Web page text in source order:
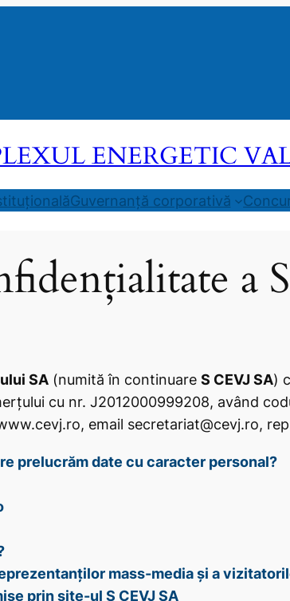
ENERGETIC
Guvernanță corporativă
a
SA (numită în continuare S CEVJ SA)
cu nr. J2012000999208, având
email secretariat@cevj.ro,
prelucrăm date cu caracter personal?
mass-media și a
prin site-ul S CEVJ SA